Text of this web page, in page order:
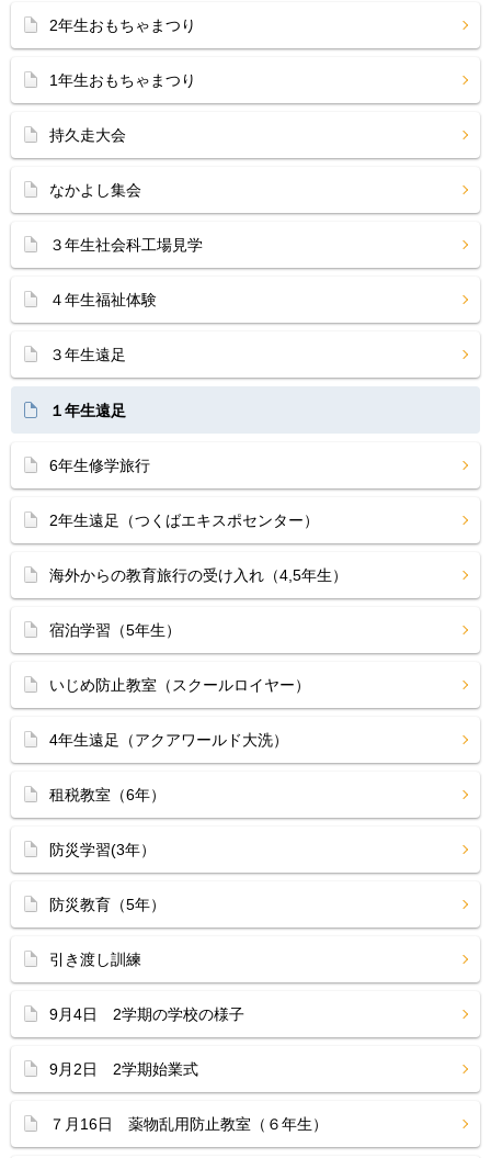
2年生おもちゃまつり
1年生おもちゃまつり
持久走大会
なかよし集会
３年生社会科工場見学
４年生福祉体験
３年生遠足
１年生遠足
6年生修学旅行
2年生遠足（つくばエキスポセンター）
海外からの教育旅行の受け入れ（4,5年生）
宿泊学習（5年生）
いじめ防止教室（スクールロイヤー）
4年生遠足（アクアワールド大洗）
租税教室（6年）
防災学習(3年）
防災教育（5年）
引き渡し訓練
9月4日 2学期の学校の様子
9月2日 2学期始業式
７月16日 薬物乱用防止教室（６年生）